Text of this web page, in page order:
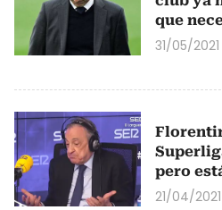
que
31/05/
pero
21/04/